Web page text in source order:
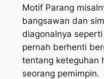
Motif Parang
bangsawan dan
diagonalnya
pernah berhenti
tentang keteguhan
seorang pemimpin.